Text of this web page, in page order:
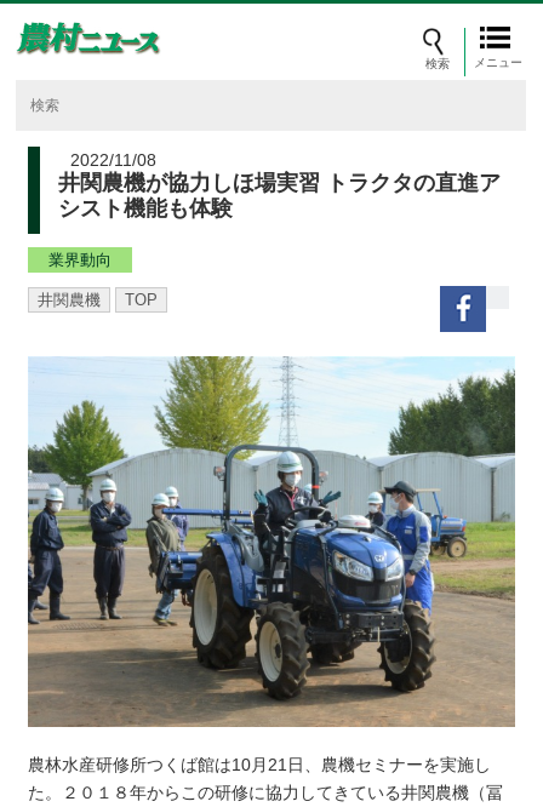
メニュー
2022/11/08
井関農機が協力しほ場実習 トラクタの直進ア
シスト機能も体験
業界動向
井関農機 TOP
農林水産研修所つくば館は10月21日、農機セミナーを実施し
た。２０１８年からこの研修に協力してきている井関農機（冨